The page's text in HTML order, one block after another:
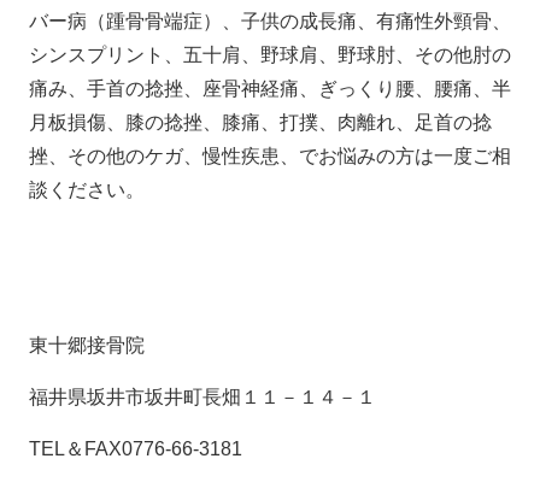
バー病（踵骨骨端症）、子供の成長痛、有痛性外頸骨、
シンスプリント、五十肩、野球肩、野球肘、その他肘の
痛み、手首の捻挫、座骨神経痛、ぎっくり腰、腰痛、半
月板損傷、膝の捻挫、膝痛、打撲、肉離れ、足首の捻
挫、その他のケガ、慢性疾患、でお悩みの方は一度ご相
談ください。
東十郷接骨院
福井県坂井市坂井町長畑１１－１４－１
TEL＆FAX0776-66-3181